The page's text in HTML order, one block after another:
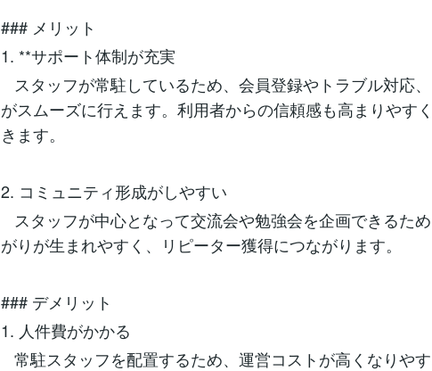
### メリット
1. **サポート体制が充実
スタッフが常駐しているため、会員登録やトラブル対応
がスムーズに行えます。利用者からの信頼感も高まりやす
きます。
2. コミュニティ形成がしやすい
スタッフが中心となって交流会や勉強会を企画できるた
がりが生まれやすく、リピーター獲得につながります。
### デメリット
1. 人件費がかかる
常駐スタッフを配置するため、運営コストが高くなりや